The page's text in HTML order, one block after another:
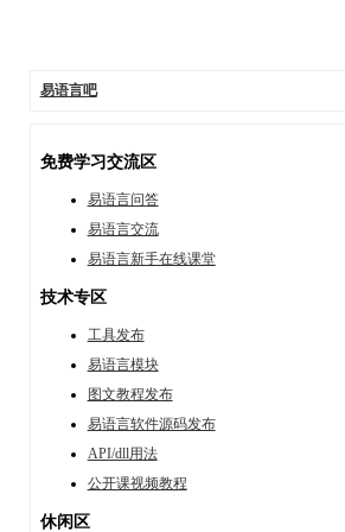
易语言吧
免费学习交流区
易语言问答
易语言交流
易语言新手在线课堂
技术专区
工具发布
易语言模块
图文教程发布
易语言软件源码发布
API/dll用法
公开课视频教程
休闲区